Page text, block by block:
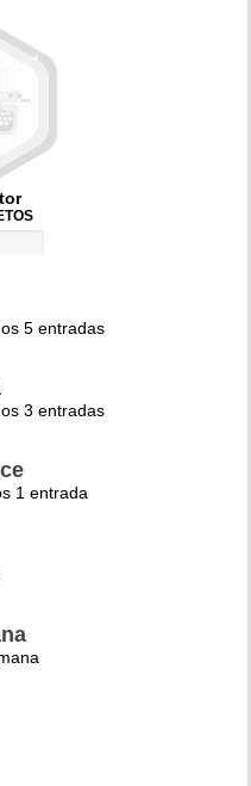
5 entradas
3 entradas
1 entrada